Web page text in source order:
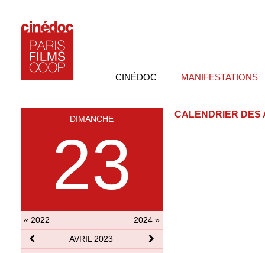
CINÉDOC MANIFESTATIONS
DIMANCHE
23
« 2022
2024 »
AVRIL 2023
CALENDRIER DES